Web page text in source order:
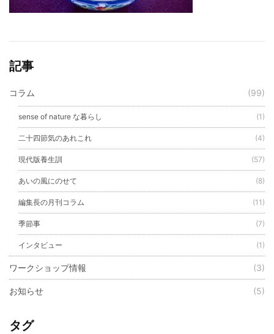
記事
コラム (99)
sense of nature な暮らし (1)
二十四節気のあれこれ (4)
現代版養生訓 (57)
あいの風にのせて (8)
編集長の月刊コラム (11)
季節事 (7)
インタビュー (1)
ワークショップ情報 (3)
お知らせ (5)
タグ